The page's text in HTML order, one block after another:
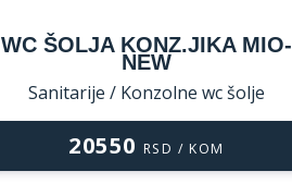
WC ŠOLJA KONZ.JIKA MIO-
NEW
Sanitarije / Konzolne wc šolje
20550 RSD / KOM